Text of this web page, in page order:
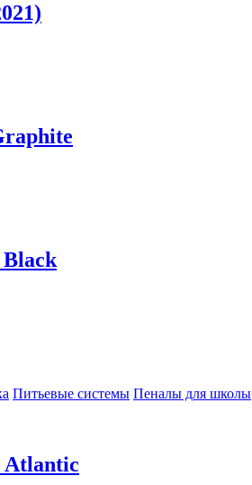
Питьевые системы Пеналы для школы
Atlantic